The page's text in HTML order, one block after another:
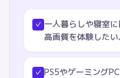
✓ 一人暮らしや寝室
高画質を体験したい
✓ PS5やゲーミング